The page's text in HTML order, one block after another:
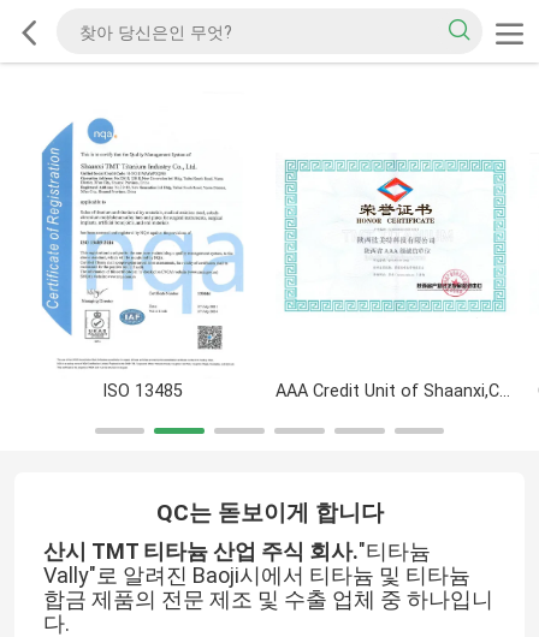
ISO 13485 AAA Credit Unit of Shaanxi,China
QC는 돋보이게 합니다
산시 TMT 티타늄 산업 주식 회사."티타늄
Vally"로 알려진 Baoji시에서 티타늄 및 티타늄
합금 제품의 전문 제조 및 수출 업체 중 하나입니
다.